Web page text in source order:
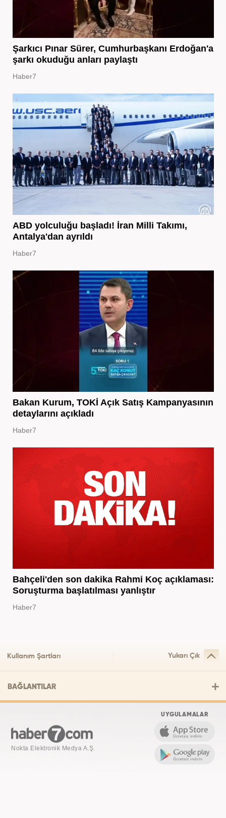
Şarkıcı Pınar Sürer, Cumhurbaşkanı Erdoğan'a
şarkı okuduğu anları paylaştı
Haber7
ABD yolculuğu başladı! İran Milli Takımı,
Antalya'dan ayrıldı
Haber7
Bakan Kurum, TOKİ Açık Satış Kampanyasının
detaylarını açıkladı
Haber7
Bahçeli'den son dakika Rahmi Koç açıklaması:
Soruşturma başlatılması yanlıştır
Haber7
Kullanım Şartları Yukarı Çık
BAĞLANTILAR
Nokta Elektronik Medya A.Ş.
UYGULAMALAR